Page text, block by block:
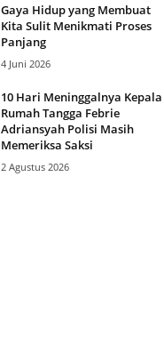
Gaya Hidup yang Membuat
Kita Sulit Menikmati Proses
Panjang
4 Juni 2026
10 Hari Meninggalnya Kepala
Rumah Tangga Febrie
Adriansyah Polisi Masih
Memeriksa Saksi
2 Agustus 2026